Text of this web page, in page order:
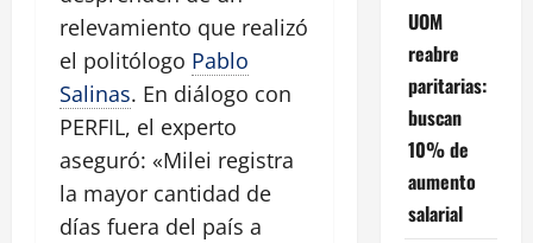
relevamiento que realizó
el politólogo Pablo
Salinas. En diálogo con
PERFIL, el experto
aseguró: «Milei registra
la mayor cantidad de
días fuera del país a
UOM
reabre
paritarias:
buscan
10% de
aumento
salarial